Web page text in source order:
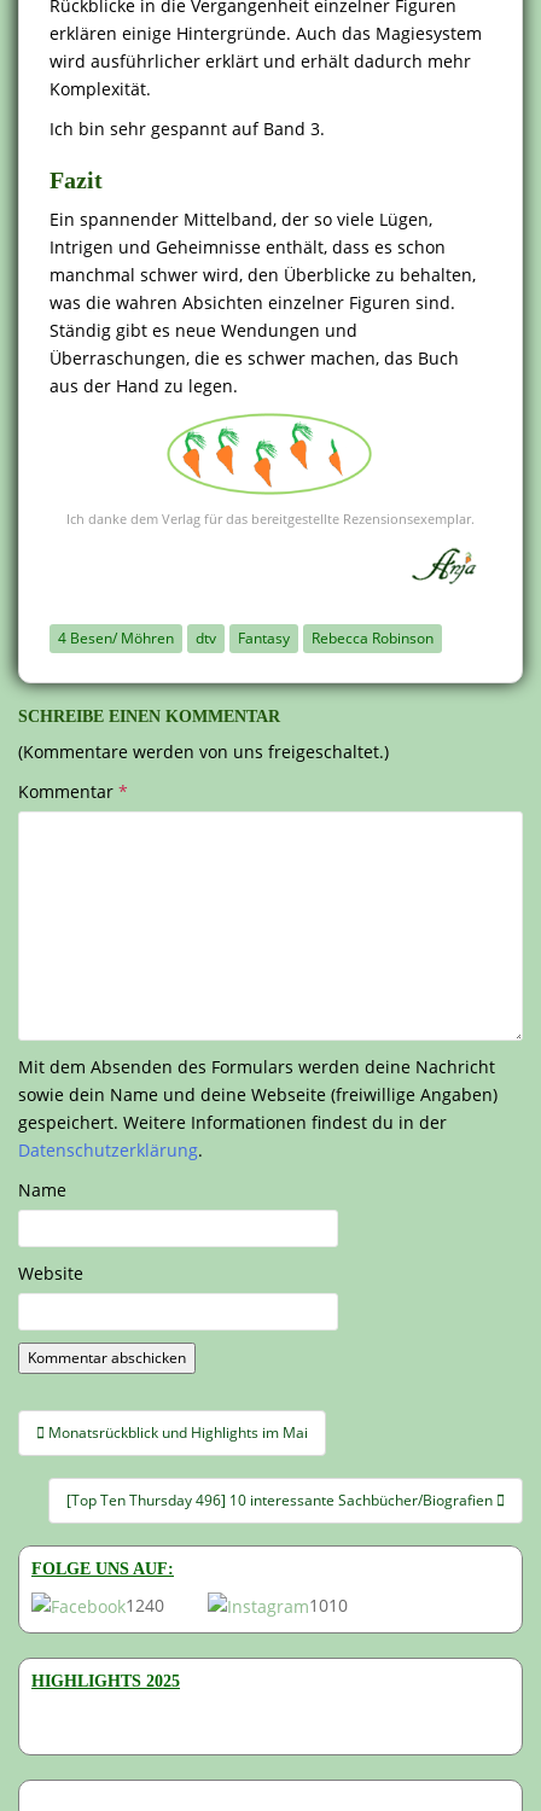
Rückblicke in die Vergangenheit einzelner Figuren
erklären einige Hintergründe. Auch das Magiesystem
wird ausführlicher erklärt und erhält dadurch mehr
Komplexität.
Ich bin sehr gespannt auf Band 3.
Fazit
Ein spannender Mittelband, der so viele Lügen,
Intrigen und Geheimnisse enthält, dass es schon
manchmal schwer wird, den Überblicke zu behalten,
was die wahren Absichten einzelner Figuren sind.
Ständig gibt es neue Wendungen und
Überraschungen, die es schwer machen, das Buch
aus der Hand zu legen.
Ich danke dem Verlag für das bereitgestellte Rezensionsexemplar.
4 Besen/ Möhren dtv Fantasy Rebecca Robinson
SCHREIBE EINEN KOMMENTAR
(Kommentare werden von uns freigeschaltet.)
Kommentar *
Mit dem Absenden des Formulars werden deine Nachricht
sowie dein Name und deine Webseite (freiwillige Angaben)
gespeichert. Weitere Informationen findest du in der
Datenschutzerklärung.
Name
Website
Beitragsnavigation
Monatsrückblick und Highlights im Mai
[Top Ten Thursday 496] 10 interessante Sachbücher/Biografien
FOLGE UNS AUF:
1240 1010
HIGHLIGHTS 2025